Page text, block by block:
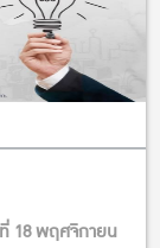
18 พฤศจิกายน